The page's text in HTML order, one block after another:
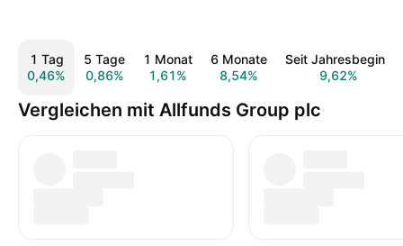
1 Tag
0,46%
5 Tage
0,86%
1 Monat
1,61%
6 Monate
8,54%
Seit Jahresbeginn
9,62%
Vergleichen mit Allfunds Group plc